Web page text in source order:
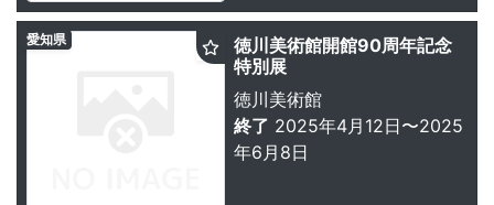
徳川美術館開館90周年記念
特別展
徳川美術館
終了 2025年4月12日〜2025
年6月8日
愛知県